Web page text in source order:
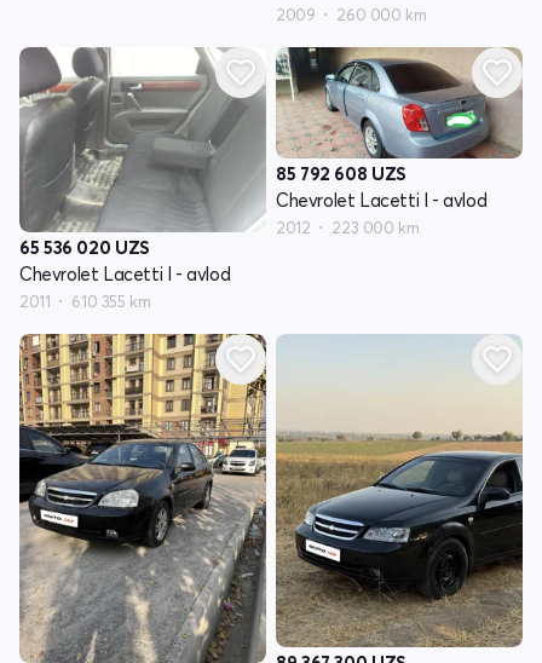
2009 260 000 km
65 536 020 UZS
Chevrolet Lacetti I - avlod
2011 610 355 km
85 792 608 UZS
Chevrolet Lacetti I - avlod
2012 223 000 km